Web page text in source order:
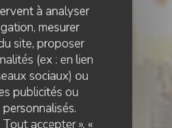
à analyser
mesurer
site, proposer
(ex : en lien
sociaux) ou
publicités ou
accepter », «
• PARIS
Troquet